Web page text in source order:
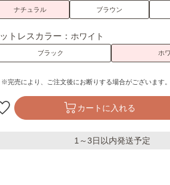
ナチュラル ブラウン
トレスカラー： ホワイト
ブラック ホ
※完売により、ご注文後にお断りする場合がございます
カートに入れる
1～3日以内発送予定